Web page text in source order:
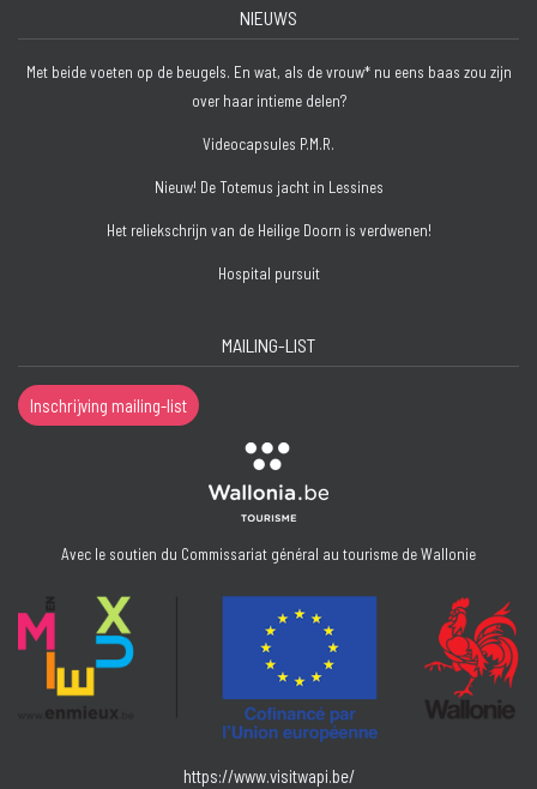
NIEUWS
Met beide voeten op de beugels. En wat, als de vrouw* nu eens baas zou zijn
over haar intieme delen?
Videocapsules P.M.R.
Nieuw! De Totemus jacht in Lessines
Het reliekschrijn van de Heilige Doorn is verdwenen!
Hospital pursuit
MAILING-LIST
Inschrijving mailing-list
Avec le soutien du Commissariat général au tourisme de Wallonie
https://www.visitwapi.be/